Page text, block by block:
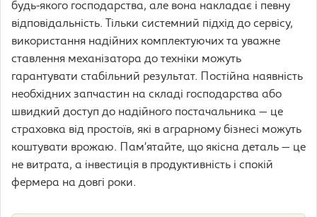
будь-якого господарства, але вона накладає і певну
відповідальність. Тільки системний підхід до сервісу,
використання надійних комплектуючих та уважне
ставлення механізатора до техніки можуть
гарантувати стабільний результат. Постійна наявність
необхідних запчастин на складі господарства або
швидкий доступ до надійного постачальника — це
страховка від простоїв, які в аграрному бізнесі можуть
коштувати врожаю. Пам’ятайте, що якісна деталь — це
не витрата, а інвестиція в продуктивність і спокій
фермера на довгі роки.